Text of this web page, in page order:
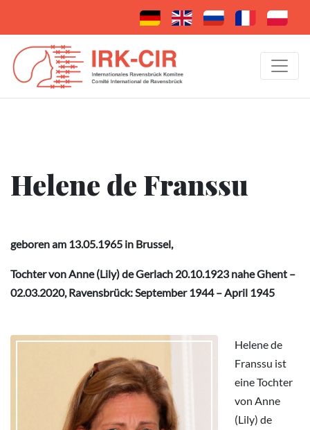
Helene de Franssu
geboren am 13.05.1965 in Brussel,
Tochter vonAnne (Lily) de Gerlach 20.10.1923 nahe Ghent –
02.03.2020, Ravensbrück: September 1944 – April 1945
Helene de
Franssu ist
eine Tochter
von Anne
(Lily) de